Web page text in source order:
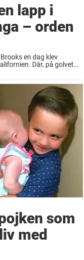
lapp i
– orden
en dag klev
Där, på golvet,
som
med